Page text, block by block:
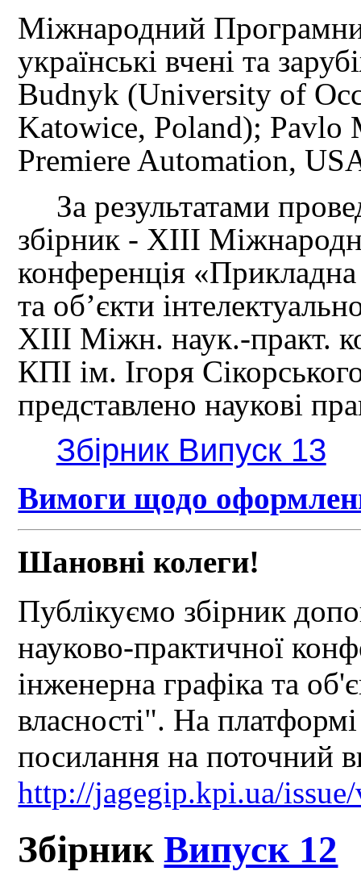
Міжнародний
українські вчені та
Budnyk (University of
Katowice, Poland); Pavlo
Premiere Automation,
За результатами
збірник - ХІІІ
конференція «Прикладна
та об’єкти
ХІІІ Міжн. наук.-практ.
КПІ ім. Ігоря
представлено наукові
Збірник Випуск 13
Вимоги щодо
Шановні колеги!
Публікуємо збірник
науково-практичної
інженерна графіка та
власності". На
посилання на поточний
http://jagegip.kpi.ua/
ЗбірникВипуск 12